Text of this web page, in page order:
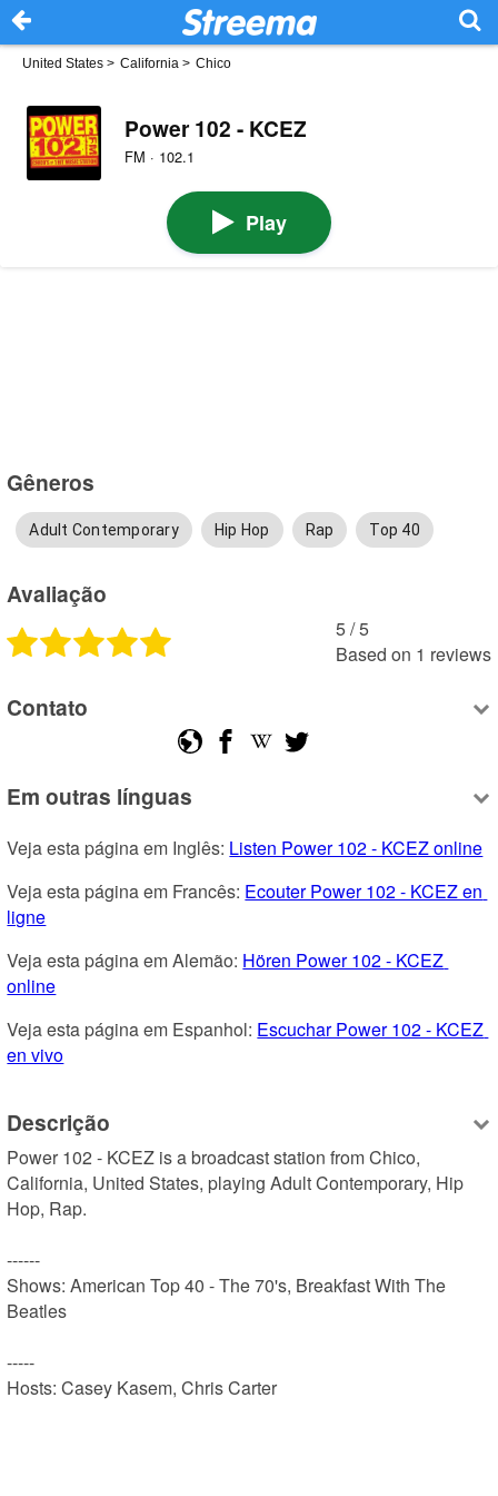
United States > California > Chico
Power 102 - KCEZ
FM · 102.1
Play
Gêneros
Adult Contemporary Hip Hop Rap Top 40
Avaliação
5 /5
Based on 1 reviews
Contato
Em outras línguas
Veja esta página em Inglês: Listen Power 102 - KCEZ online
Veja esta página em Francês: Ecouter Power 102 - KCEZ en
ligne
Veja esta página em Alemão: Hören Power 102 - KCEZ
online
Veja esta página em Espanhol: Escuchar Power 102 - KCEZ
en vivo
Descrição
Power 102 - KCEZ is a broadcast station from Chico,
California, United States, playing Adult Contemporary, Hip
Hop, Rap.
------
Shows: American Top 40 - The 70's, Breakfast With The
Beatles
-----
Hosts: Casey Kasem, Chris Carter